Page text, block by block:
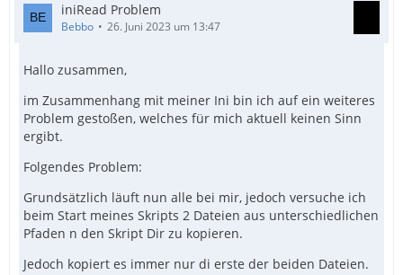
iniRead Problem
Bebbo 26. Juni 2023 um 13:47
Hallo zusammen,
im Zusammenhang mit meiner Ini bin ich auf ein weiteres
Problem gestoßen, welches für mich aktuell keinen Sinn
ergibt.
Folgendes Problem:
Grundsätzlich läuft nun alle bei mir, jedoch versuche ich
beim Start meines Skripts 2 Dateien aus unterschiedlichen
Pfaden n den Skript Dir zu kopieren.
Jedoch kopiert es immer nur di erste der beiden Dateien.